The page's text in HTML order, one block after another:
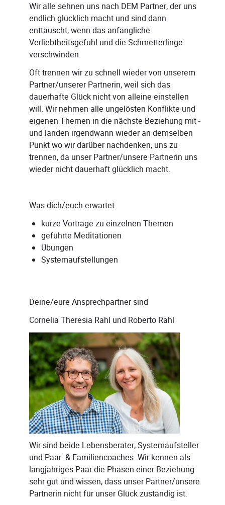
Wir alle sehnen uns nach DEM Partner, der uns
endlich glücklich macht und sind dann
enttäuscht, wenn das anfängliche
Verliebtheitsgefühl und die Schmetterlinge
verschwinden.
Oft trennen wir zu schnell wieder von unserem
Partner/unserer Partnerin, weil sich das
dauerhafte Glück nicht von alleine einstellen
will. Wir nehmen alle ungelösten Konflikte und
eigenen Themen in die nächste Beziehung mit -
und landen irgendwann wieder an demselben
Punkt wo wir darüber nachdenken, uns zu
trennen, da unser Partner/unsere Partnerin uns
wieder nicht dauerhaft glücklich macht.
Was dich/euch erwartet
kurze Vorträge zu einzelnen Themen
geführte Meditationen
Übungen
Systemaufstellungen
Deine/eure Ansprechpartner sind
Cornelia Theresia Rahl und Roberto Rahl
Wir sind beide Lebensberater, Systemaufsteller
und Paar- & Familiencoaches. Wir kennen als
langjähriges Paar die Phasen einer Beziehung
sehr gut und wissen, dass unser Partner/unsere
Partnerin nicht für unser Glück zuständig ist.